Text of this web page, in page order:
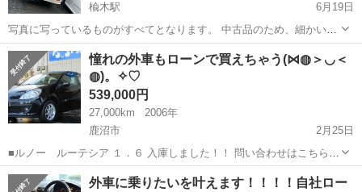
楡木駅
6月19日
写真に写っているものがすべてとなります。 中古品のため、細かい
傷、汚れ等あります。 気になる点がございましたら、購入前にご質問
お願いします。 ※諸費用はお問い合わせください※ ★★★引き取り限
定★★★ ...
栃木 鹿沼市 楡木駅 その他 事故
憧れの外車もローンで買えちゃう(⋈◍＞◡＜
◍)。✧♡
539,000円
27,000km
2006年
鹿沼市
2月25日
■ルノー ルーテシア １．６ 入庫しました！！ 問い合わせはこちらか
ら↓↓ https://www.otoron.jp/lists/detail?carno=022069 【オトキャン開催
中】 突然で...
栃木 鹿沼市 その他 オトロン
外車に乗りたいを叶えます！！！！自社ロー